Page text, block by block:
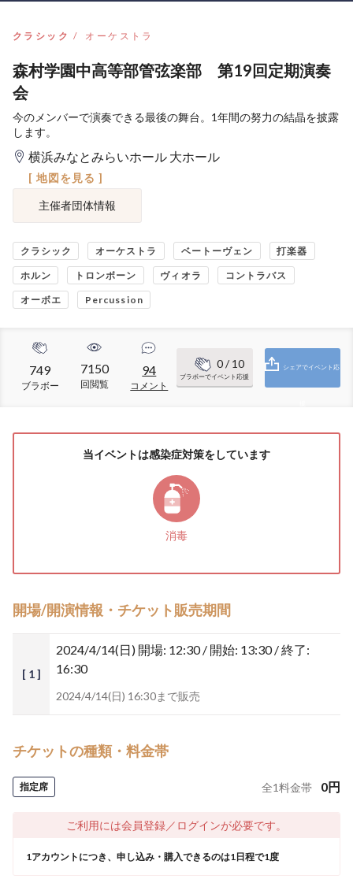
クラシック オーケストラ
森村学園中高等部管弦楽部 第19回定期演奏
会
今のメンバーで演奏できる最後の舞台。1年間の努力の結晶を披露
します。
横浜みなとみらいホール 大ホール
[ 地図を見る ]
主催者団体情報
クラシック オーケストラ ベートーヴェン 打楽器
ホルン トロンボーン ヴィオラ コントラバス
オーボエ Percussion
749
ブラボー
7150
回閲覧
94
コメント
0/ 10
ブラボーでイベント応援
シェアでイベント応
当イベントは感染症対策をしています
消毒
開場/開演情報・チケット販売期間
[ 1 ]
2024/4/14(日) 開場: 12:30 / 開始: 13:30 / 終了:
16:30
2024/4/14(日) 16:30まで販売
チケットの種類・料金帯
指定席 全1料金帯 0円
ご利用には会員登録／ログインが必要です。
1アカウントにつき、申し込み・購入できるのは1日程で1度